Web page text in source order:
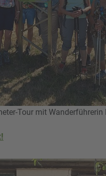
Tour mit Wanderführerin